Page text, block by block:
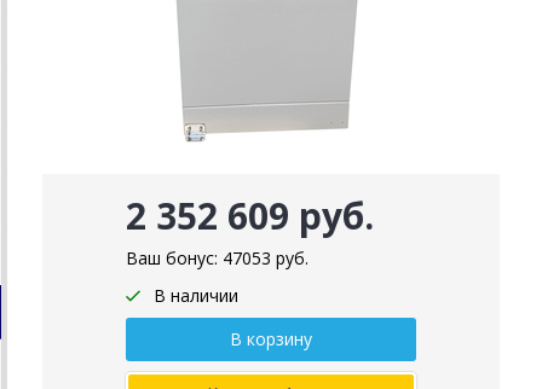
2 352 609 руб.
Ваш бонус: 47053 руб.
В наличии